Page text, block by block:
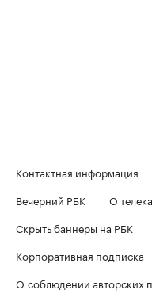
Контактная информация
Вечерний РБК
О
Скрыть баннеры на РБК
Корпоративная подписка
О соблюдении авторских